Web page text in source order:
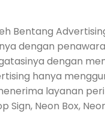
Bentang
dengan
dengan
hanya
layanan
Sign, Neon Box,